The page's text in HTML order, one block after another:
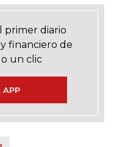
primer diario
financiero de
un clic
APP